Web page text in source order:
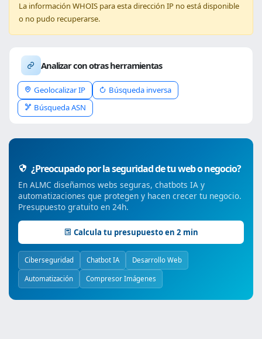
La información WHOIS para esta dirección IP no está disponible
o no pudo recuperarse.
Analizar con otras herramientas
Geolocalizar IP
Búsqueda inversa
Búsqueda ASN
¿Preocupado por la seguridad de tu web o negocio?
En ALMC diseñamos webs seguras, chatbots IA y
automatizaciones que protegen y hacen crecer tu negocio.
Presupuesto gratuito en 24h.
Calcula tu presupuesto en 2 min
Ciberseguridad Chatbot IA Desarrollo Web
Automatización Compresor Imágenes